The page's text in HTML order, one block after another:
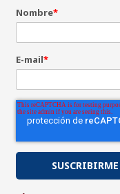
Nombre*
E-mail*